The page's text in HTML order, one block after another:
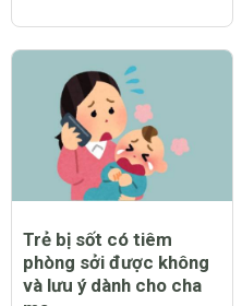
Trẻ bị sốt có tiêm
phòng sởi được không
và lưu ý dành cho cha